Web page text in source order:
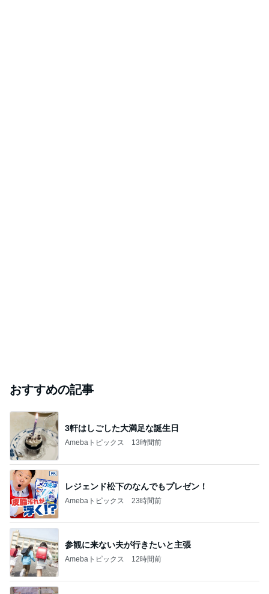
おすすめの記事
3軒はしごした大満足な誕生日
Amebaトピックス 13時間前
レジェンド松下のなんでもプレゼン！
Amebaトピックス 23時間前
参観に来ない夫が行きたいと主張
Amebaトピックス 12時間前